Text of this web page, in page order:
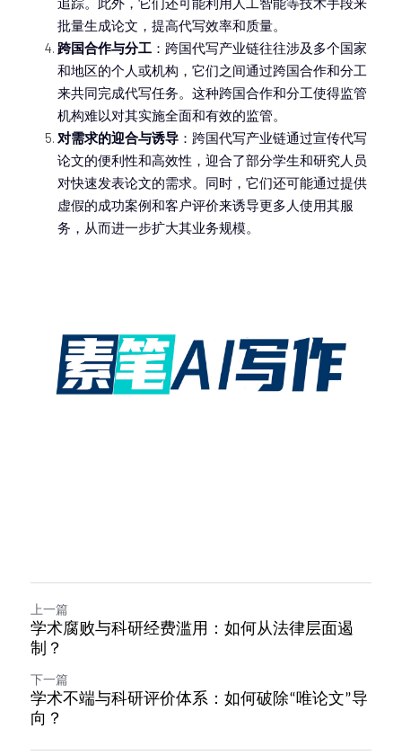
批量生成论文，提高代写效率和质量。
跨国合作与分工 ：跨国代写产业链往往涉及多个国家
和地区的个人或机构，它们之间通过跨国合作和分工
来共同完成代写任务。这种跨国合作和分工使得监管
机构难以对其实施全面和有效的监管。
对需求的迎合与诱导 ：跨国代写产业链通过宣传代写
论文的便利性和高效性，迎合了部分学生和研究人员
对快速发表论文的需求。同时，它们还可能通过提供
虚假的成功案例和客户评价来诱导更多人使用其服
务，从而进一步扩大其业务规模。
上一篇
学术腐败与科研经费滥用：如何从法律层面遏
制？
下一篇
学术不端与科研评价体系：如何破除“唯论文”导
向？